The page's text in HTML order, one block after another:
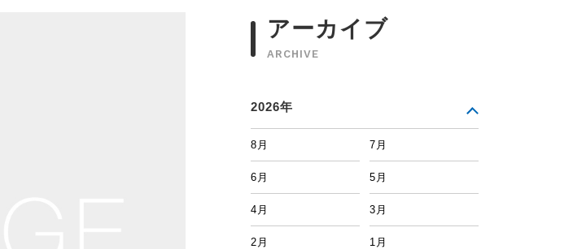
アーカイブ
ARCHIVE
2026年
8月 7月
6月 5月
4月 3月
2月 1月